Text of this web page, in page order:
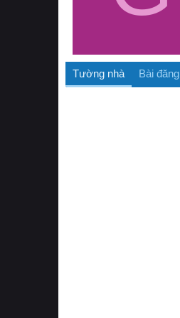
Tường nhà Bài đăng